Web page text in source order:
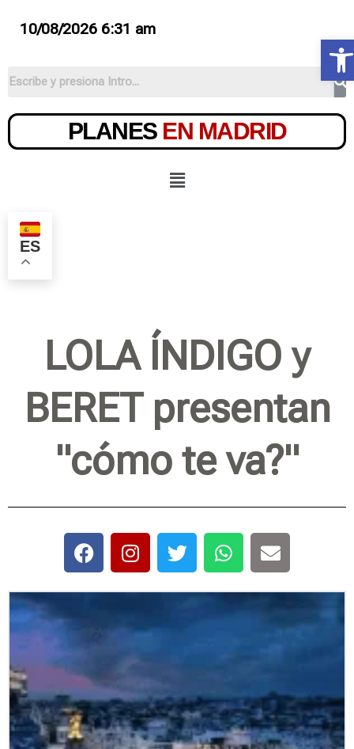
10/08/2026 6:31 am
PLANES EN MADRID
ES
LOLA ÍNDIGO y
BERET presentan
"cómo te va?"